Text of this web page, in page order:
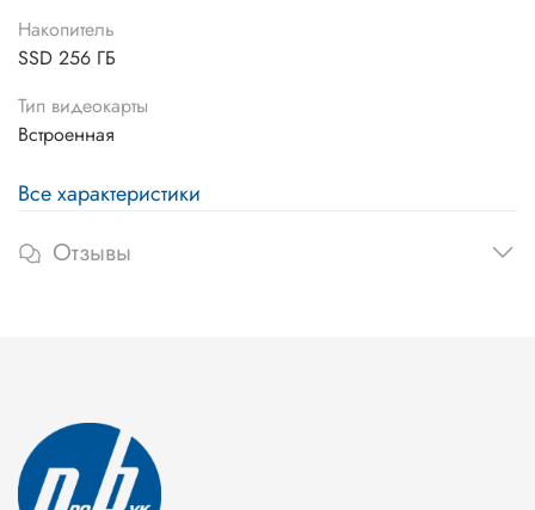
Накопитель
SSD 256 ГБ
Тип видеокарты
Встроенная
Все характеристики
Отзывы